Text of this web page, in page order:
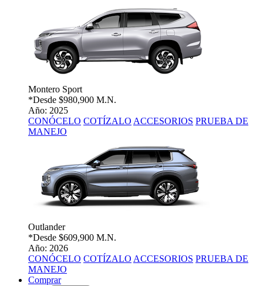
Montero Sport
*Desde $980,900 M.N.
Año: 2025
CONÓCELO COTÍZALO ACCESORIOS PRUEBA DE
MANEJO
Outlander
*Desde $609,900 M.N.
Año: 2026
CONÓCELO COTÍZALO ACCESORIOS PRUEBA DE
MANEJO
Comprar